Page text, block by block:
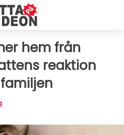
hem från
reaktion